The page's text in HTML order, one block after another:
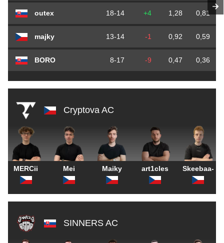
outex 18-14 +4 1,28 0,81
majky 13-14 -1 0,92 0,59
BORO 8-17 -9 0,47 0,36
Cryptova AC
MERCii Mei Maiky art1cles Skeebaa-
SINNERS AC